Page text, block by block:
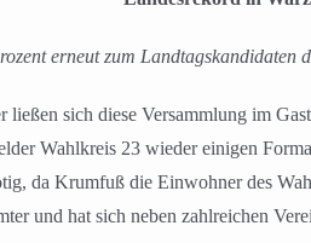
erneut zum Landtagskandidaten
sich diese Versammlung im
Wahlkreis 23 wieder einigen
da Krumfuß die Einwohner des
und hat sich neben zahlreichen